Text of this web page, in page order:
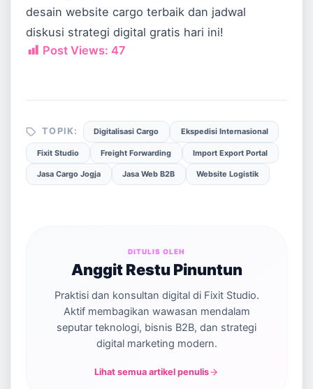
desain website cargo terbaik dan jadwal
diskusi strategi digital gratis hari ini!
Post Views: 47
TOPIK: Digitalisasi Cargo Ekspedisi Internasional
Fixit Studio Freight Forwarding Import Export Portal
Jasa Cargo Jogja Jasa Web B2B Website Logistik
DITULIS OLEH
Anggit Restu Pinuntun
Praktisi dan konsultan digital di Fixit Studio.
Aktif membagikan wawasan mendalam
seputar teknologi, bisnis B2B, dan strategi
digital marketing modern.
Lihat semua artikel penulis